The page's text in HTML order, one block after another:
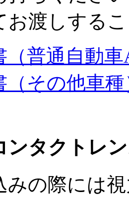
渡しする
（普通自動
（その他車
ンタクトレ
みの際には